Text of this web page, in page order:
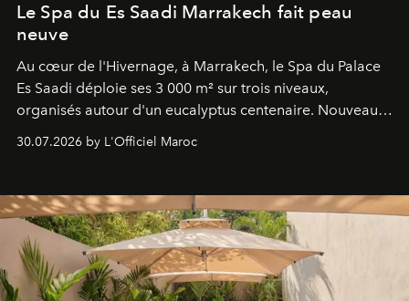
Le Spa du Es Saadi Marrakech fait peau
neuve
Au cœur de l'Hivernage, à Marrakech, le Spa du Palace
Es Saadi déploie ses 3 000 m² sur trois niveaux,
organisés autour d'un eucalyptus centenaire. Nouveau
Lobby Bien-Être et Beauté, exclusivité mondiale en
neuro-cosmétique, parcours thermal et studio dédié au
entièreté, entre science des émotions et rituels
reposants.
30.07.2026 by L'Officiel Maroc